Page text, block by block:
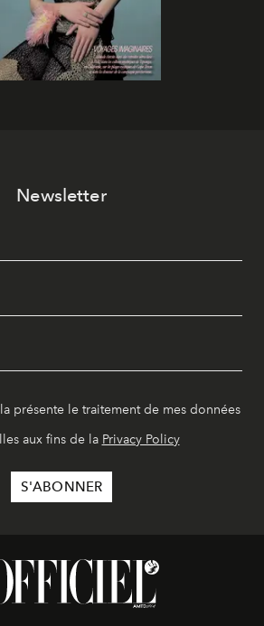
Newsletter
présente le traitement de mes données
aux fins de la Privacy Policy